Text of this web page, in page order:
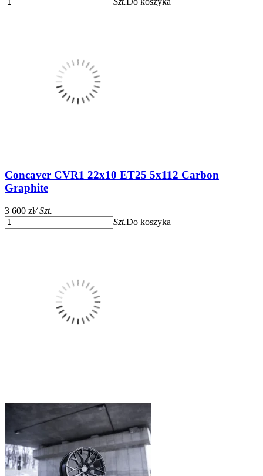
Concaver CVR1 22x10 ET25 5x112 Carbon
Graphite
3 600 zł/ Szt.
Szt.Do koszyka